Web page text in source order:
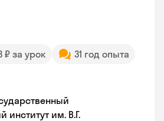
₽ за урок
31 год опыта
институт им. В.Г.